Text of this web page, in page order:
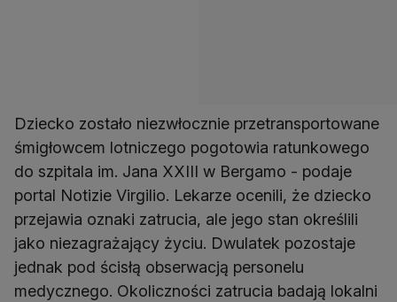
Dziecko zostało niezwłocznie przetransportowane
śmigłowcem lotniczego pogotowia ratunkowego
do szpitala im. Jana XXIII w Bergamo - podaje
portal Notizie Virgilio. Lekarze ocenili, że dziecko
przejawia oznaki zatrucia, ale jego stan określili
jako niezagrażający życiu. Dwulatek pozostaje
jednak pod ścisłą obserwacją personelu
medycznego. Okoliczności zatrucia badają lokalni